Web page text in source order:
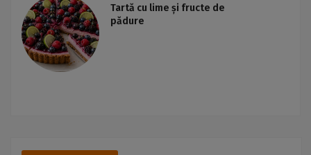
Tartă cu lime și fructe de
pădure